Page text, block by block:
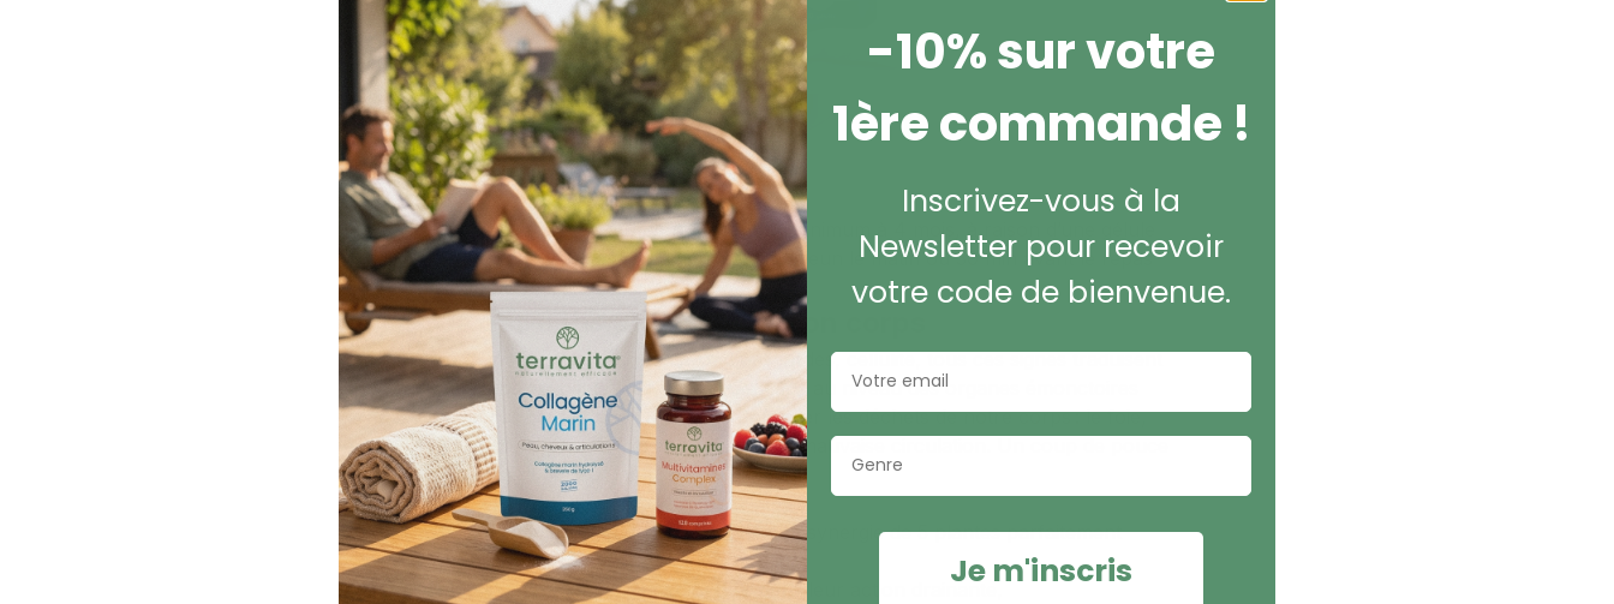
Conseils pratiques :En cure de 2 mois minimum à 4 mois, à raison d’une gélule
par jour à avaler avec un verre d'eau à jeun le matin ou 30 min avant le repas
du midi
Je détoxifie et je draine mon corps
Gonflements, sensations de jambes lourdes, cellulite, tous ces signes traduisent
un corps qui peine à éliminer que ce soit au niveau des organes émonctoires
(organes qui ont pour fonctions d’éliminer les déchets de notre corps : le foie,
les reins, la peau…) ou en raison d’une mauvaise circulation. Un coup de pouce
s’impose !
Draineur minceur Terravitaréunit une synergie de 5 plantes parfaitement
dosées :
Le pissenlit et la queue de cerise
pour leur action drainante,
-10% sur votre
1ère commande !
Inscrivez-vous à la
Newsletter pour recevoir
votre code de bienvenue.
Email
Genre
Je m'inscris